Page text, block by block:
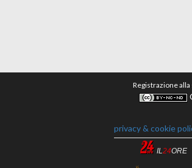
Registrazione
privacy & cookie
IL24ORE